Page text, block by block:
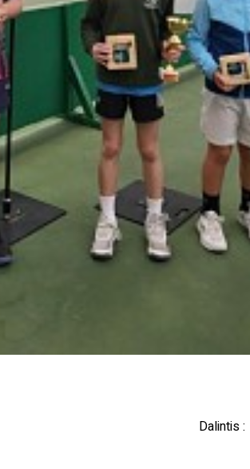
Dalintis :